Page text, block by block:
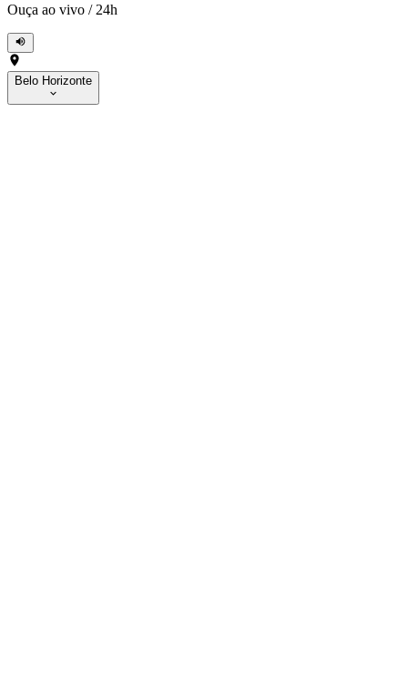
Ouça ao vivo / 24h
Belo Horizonte